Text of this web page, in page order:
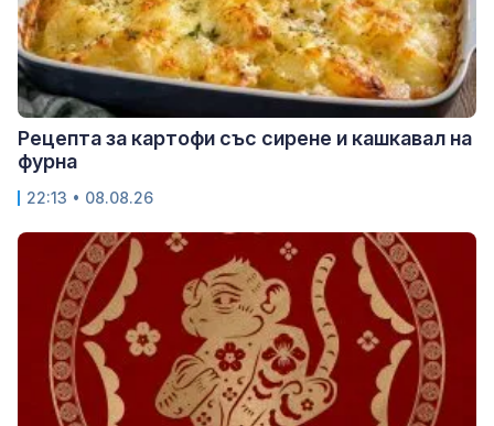
Рецепта за картофи със сирене и кашкавал на
фурна
22:13 • 08.08.26